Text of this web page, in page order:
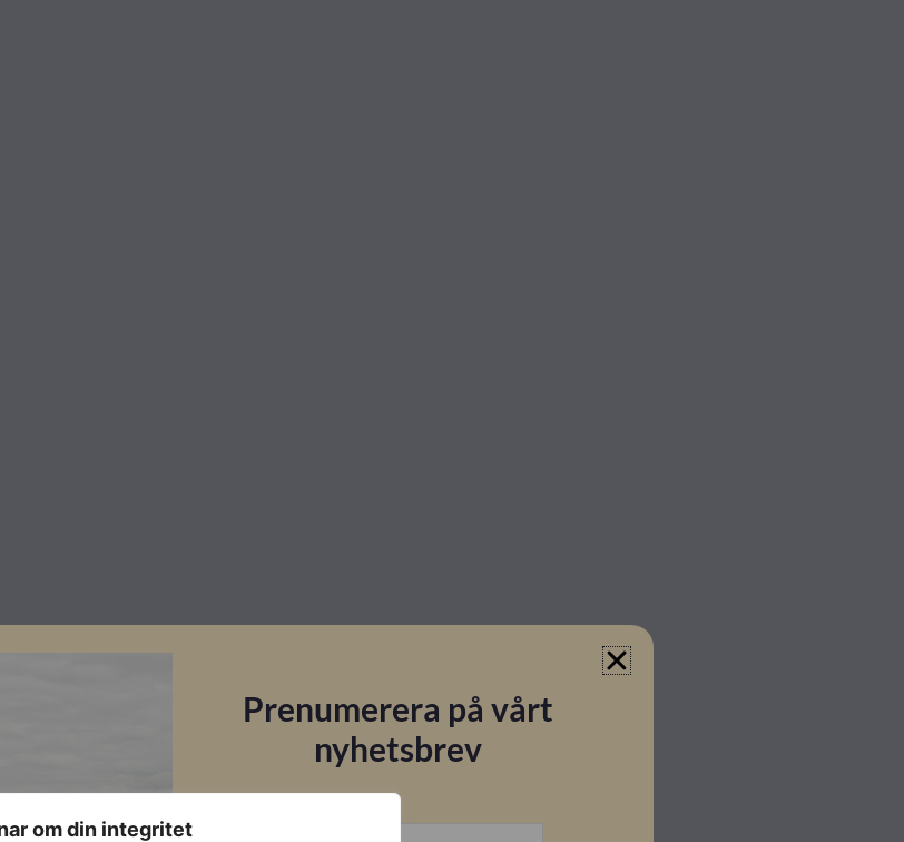
om din integritet
Prenumerera på vårt
nyhetsbrev